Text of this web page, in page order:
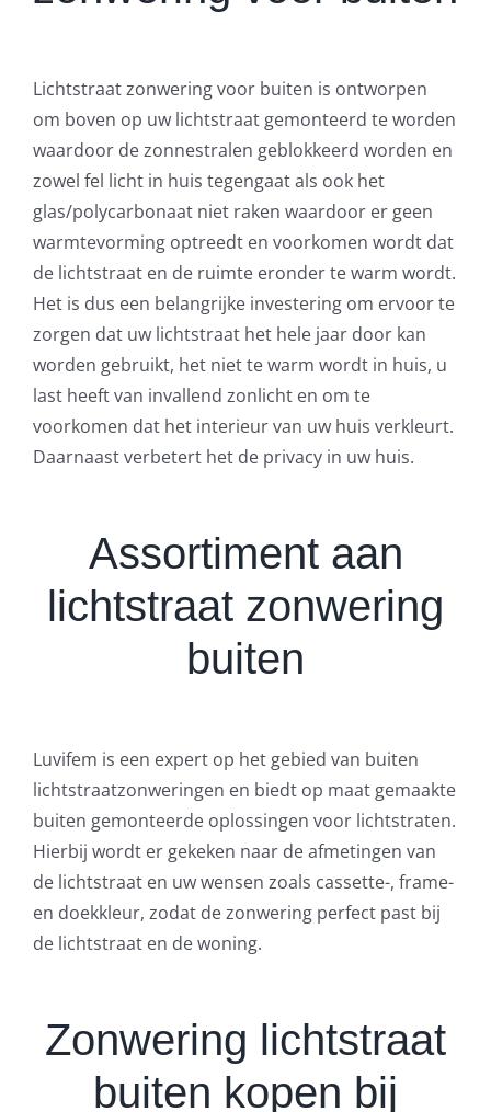
Lichtstraat zonwering voor buiten is ontworpen
om boven op uw lichtstraat gemonteerd te worden
waardoor de zonnestralen geblokkeerd worden en
zowel fel licht in huis tegengaat als ook het
glas/polycarbonaat niet raken waardoor er geen
warmtevorming optreedt en voorkomen wordt dat
de lichtstraat en de ruimte eronder te warm wordt.
Het is dus een belangrijke investering om ervoor te
zorgen dat uw lichtstraat het hele jaar door kan
worden gebruikt, het niet te warm wordt in huis, u
last heeft van invallend zonlicht en om te
voorkomen dat het interieur van uw huis verkleurt.
Daarnaast verbetert het de privacy in uw huis.
Assortiment aan
lichtstraat zonwering
buiten
Luvifem is een expert op het gebied van buiten
lichtstraatzonweringen en biedt op maat gemaakte
buiten gemonteerde oplossingen voor lichtstraten.
Hierbij wordt er gekeken naar de afmetingen van
de lichtstraat en uw wensen zoals cassette-, frame-
en doekkleur, zodat de zonwering perfect past bij
de lichtstraat en de woning.
Zonwering lichtstraat
buiten kopen bij